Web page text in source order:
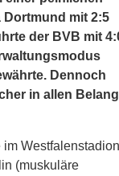
Dortmund mit 2:5
der BVB mit
Dennoch
in allen
Westfalenstadion
(muskuläre